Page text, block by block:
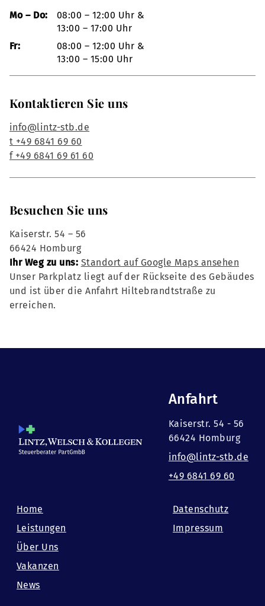
Mo – Do:
08:00 – 12:00 Uhr &
13:00 – 17:00 Uhr
Fr:
08:00 – 12:00 Uhr &
13:00 – 15:00 Uhr
Kontaktieren Sie uns
info@lintz-stb.de
t +49 6841 69 60
f +49 6841 69 61 60
Besuchen Sie uns
Kaiserstr. 54 – 56
66424 Homburg
Ihr Weg zu uns: Standort auf Google Maps ansehen
Unser Parkplatz liegt auf der Rückseite des Gebäudes
und ist über die Anfahrt Hiltebrandtstraße zu
erreichen.
Anfahrt
Kaiserstr. 54 - 56
66424 Homburg
info@lintz-stb.de
+49 6841 69 60
Home
Leistungen
Über Uns
Vakanzen
News
Datenschutz
Impressum